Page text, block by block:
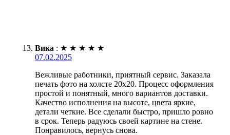
Вика : ★ ★ ★ ★ ★
07.02.2025
Вежливые работники, приятный сервис. Заказала
печать фото на холсте 20х20. Процесс оформления
простой и понятный, много вариантов доставки.
Качество исполнения на высоте, цвета яркие,
детали четкие. Все сделали быстро, пришло ровно
в срок. Теперь радуюсь своей картине на стене.
Понравилось, вернусь снова.